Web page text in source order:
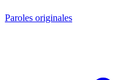
Paroles originales